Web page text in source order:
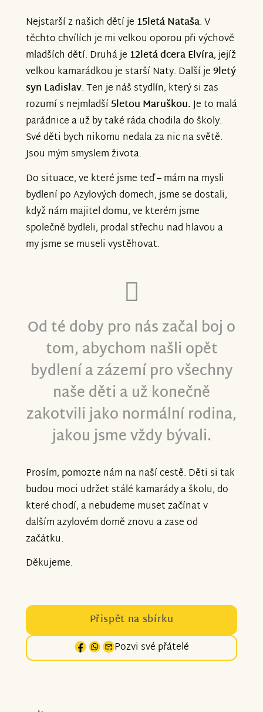
Nejstarší z našich dětí je 15letá Nataša. V
těchto chvílích je mi velkou oporou při výchově
mladších dětí. Druhá je 12letá dcera Elvíra, jejíž
velkou kamarádkou je starší Naty. Další je9letý
syn Ladislav. Ten je náš stydlín, který si zas
rozumí s nejmladší5letou Maruškou.Je to malá
parádnice a už by také ráda chodila do školy.
Své děti bych nikomu nedala za nic na světě.
Jsou mým smyslem života.
Do situace, ve které jsme teď – mám na mysli
bydlení po Azylových domech, jsme se dostali,
když nám majitel domu, ve kterém jsme
společně bydleli, prodal střechu nad hlavou a
my jsme se museli vystěhovat.
Od té doby pro nás začal boj o
tom, abychom našli opět
bydlení a zázemí pro všechny
naše děti a už konečně
zakotvili jako normální rodina,
jakou jsme vždy bývali.
Prosím, pomozte nám na naší cestě. Děti si tak
budou moci udržet stálé kamarády a školu, do
které chodí, a nebudeme muset začínat v
dalším azylovém domě znovu a zase od
začátku.
Děkujeme.
Přispět na sbírku
Pozvi své přátelé